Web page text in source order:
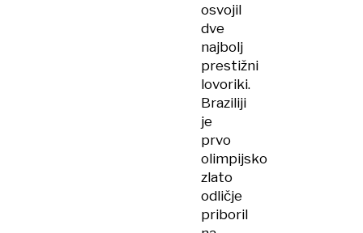
osvojil
dve
najbolj
prestižni
lovoriki.
Braziliji
je
prvo
olimpijsko
zlato
odličje
priboril